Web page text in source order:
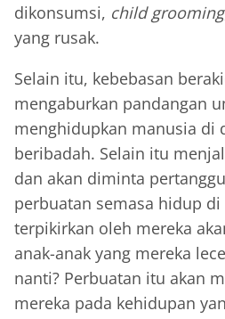
dikonsumsi, child grooming
yang rusak.
Selain itu, kebebasan
mengaburkan pandangan
menghidupkan manusia di
beribadah. Selain itu
dan akan diminta
perbuatan semasa hidup
terpikirkan oleh mereka
anak-anak yang mereka
nanti? Perbuatan itu akan
mereka pada kehidupan